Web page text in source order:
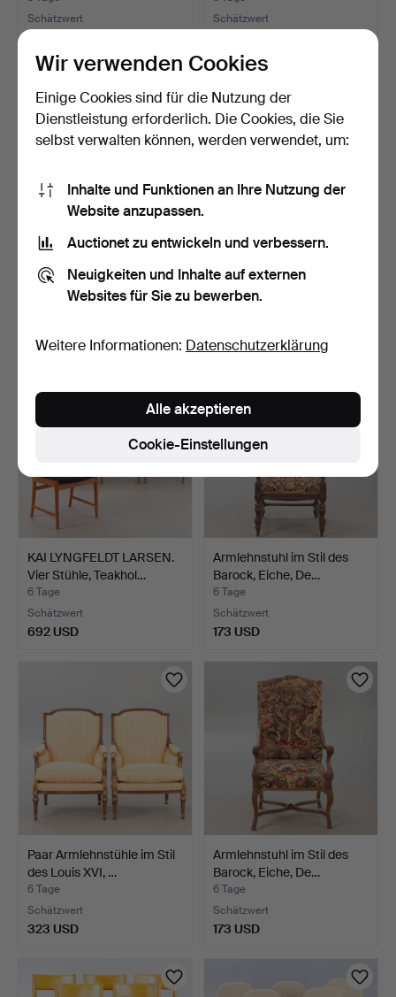
Schätzwert
Schätzwert
Kunstleder, Stahlgest…
Sessel MH195, Leder (2…
4 Tage
KAI LYNGFELDT LARSEN.
Vier Stühle, Teakhol…
6 Tage
Schätzwert
692 USD
Armlehnstuhl im Stil des
Barock, Eiche, De…
6 Tage
Schätzwert
173 USD
Paar Armlehnstühle im Stil
des Louis XVI, …
6 Tage
Schätzwert
323 USD
Armlehnstuhl im Stil des
Barock, Eiche, De…
6 Tage
Schätzwert
173 USD
Wir verwenden Cookies
Einige Cookies sind für die Nutzung der
Dienstleistung erforderlich. Die Cookies, die Sie
selbst verwalten können, werden verwendet, um:
Inhalte und Funktionen an Ihre Nutzung der
Website anzupassen.
Auctionet zu entwickeln und verbessern.
Neuigkeiten und Inhalte auf externen
Websites für Sie zu bewerben.
Weitere Informationen: Datenschutzerklärung
Cookie-Einstellungen
Alle akzeptieren